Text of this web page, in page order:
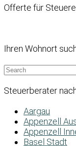
Offerte für
Ihren Wohnort
Steuerberater
Aargau
Appenzell
Appenzell
Basel Stadt